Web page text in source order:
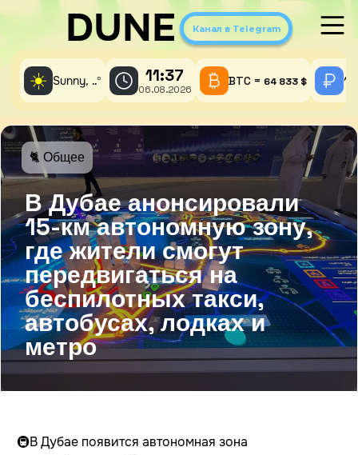
DUNE Канал в Telegram
☀️ Sunny, ..° 11:37
06.08.2026
BTC = 64 833 $ 1
В Дубае анонсировали
15-км автономную зону,
где жители смогут
передвигаться на
беспилотных такси,
автобусах, лодках и
метро
🐈 Общее
🚇В Дубае появится автономная зона